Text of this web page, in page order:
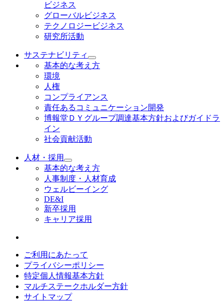
ビジネス
グローバルビジネス
テクノロジービジネス
研究所活動
サステナビリティ
基本的な考え方
環境
人権
コンプライアンス
責任あるコミュニケーション開発
博報堂ＤＹグループ調達基本方針およびガイドラ
イン
社会貢献活動
人材・採用
基本的な考え方
人事制度・人材育成
ウェルビーイング
DE&I
新卒採用
キャリア採用
ご利用にあたって
プライバシーポリシー
特定個人情報基本方針
マルチステークホルダー方針
サイトマップ